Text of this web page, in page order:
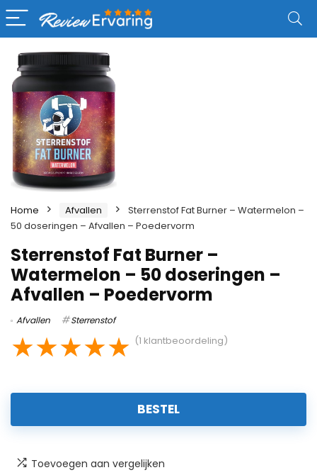
Home Afvallen
Sterrenstof Fat Burner – Watermelon –
50 doseringen – Afvallen – Poedervorm
Sterrenstof Fat Burner –
Watermelon – 50 doseringen –
Afvallen – Poedervorm
Afvallen Sterrenstof
★★★★★ (1 klantbeoordeling)
BESTEL
Toevoegen aan vergelijken